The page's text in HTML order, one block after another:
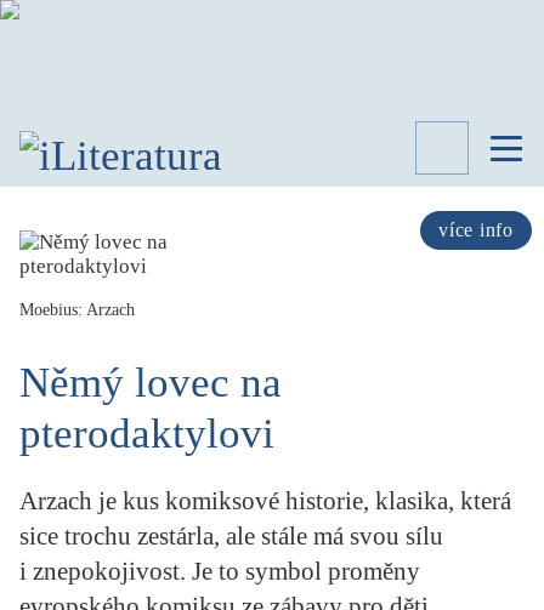
více info
SPISOVATELÉ
LITERATURY
PORTRÉT
KRITIKA PŘEKLADU
Moebius: Arzach
Němý lovec na
pterodaktylovi
Arzach je kus komiksové historie, klasika, která
sice trochu zestárla, ale stále má svou sílu
i znepokojivost. Je to symbol proměny